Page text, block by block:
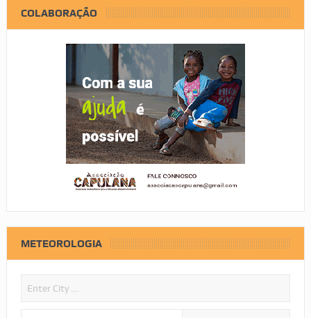
COLABORAÇÃO
METEOROLOGIA